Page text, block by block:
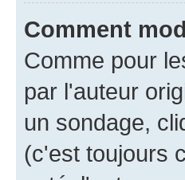
Comment
Comme pour
par l'auteur
un sondage,
(c'est toujours